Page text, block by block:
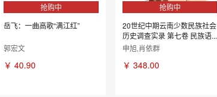
抢购中
岳飞：一曲高歌“满江红”
郭宏文
￥ 40.90
抢购中
20世纪中期云南少数民族社会
历史调查实录 第七卷 民族语...
申旭,肖依群
￥ 348.00